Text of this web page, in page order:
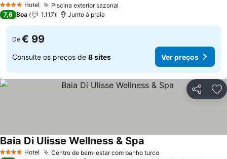
4 EstrelasHotel Piscina exterior sazonal
7,6 Boa 1.117 Junto à praia
De € 99
Consulte os preços de 8 sites Ver preços
Partilhar
4 EstrelasHotel Centro de bem-estar com banho turco
Baia Di Ulisse Wellness & Spa